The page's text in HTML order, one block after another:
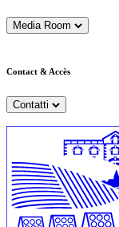
Media Room
Contact & Accès
Contatti